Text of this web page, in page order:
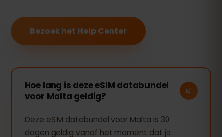
Bezoek het Help Center
Hoe lang is deze eSIM databundel
voor Malta geldig?
Deze eSIM databundel voor Malta is 30
dagen geldig vanaf het moment dat je